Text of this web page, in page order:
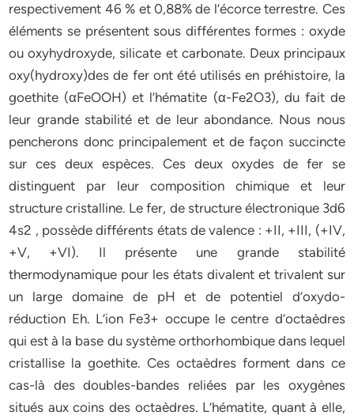
respectivement 46 % et 0,88% de l’écorce terrestre. Ces
éléments se présentent sous différentes formes : oxyde
ou oxyhydroxyde, silicate et carbonate. Deux principaux
oxy(hydroxy)des de fer ont été utilisés en préhistoire, la
goethite (αFeOOH) et l’hématite (α-Fe2O3), du fait de
leur grande stabilité et de leur abondance. Nous nous
pencherons donc principalement et de façon succincte
sur ces deux espèces. Ces deux oxydes de fer se
distinguent par leur composition chimique et leur
structure cristalline. Le fer, de structure électronique 3d6
4s2 , possède différents états de valence : +II, +III, (+IV,
+V, +VI). Il présente une grande stabilité
thermodynamique pour les états divalent et trivalent sur
un large domaine de pH et de potentiel d’oxydo-
réduction Eh. L’ion Fe3+ occupe le centre d’octaèdres
qui est à la base du système orthorhombique dans lequel
cristallise la goethite. Ces octaèdres forment dans ce
cas-là des doubles-bandes reliées par les oxygènes
situés aux coins des octaèdres. L’hématite, quant à elle,